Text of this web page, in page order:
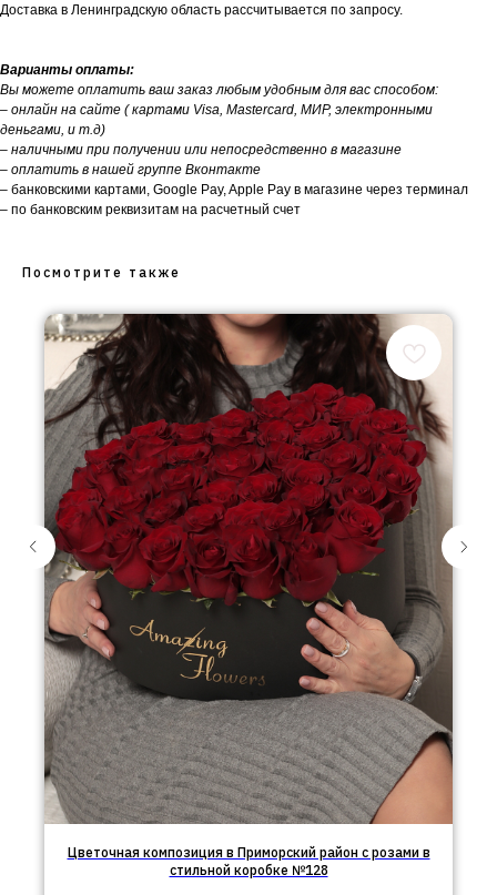
Доставка в Ленинградскую область рассчитывается по запросу.
Варианты оплаты:
Вы можете оплатить ваш заказ любым удобным для вас способом:
– онлайн на сайте ( картами Visa, Mastercard, МИР, электронными
деньгами, и т.д)
– наличными при получении или непосредственно в магазине
– оплатить в нашей группе Вконтакте
– банковскими картами, Google Pay, Apple Pay в магазине через терминал
– по банковским реквизитам на расчетный счет
Посмотрите также
Цветочная композиция в Приморский район с розами в
стильной коробке №128